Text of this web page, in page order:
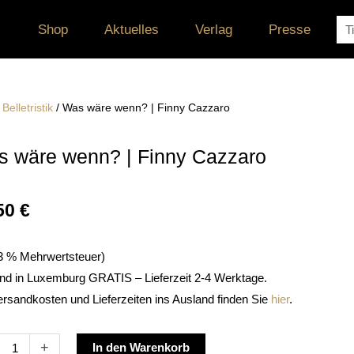
Shop Aktuelles Verlag Presse
Belletristik / Was wäre wenn? | Finny Cazzaro
wäre wenn? | Finny Cazzaro
€
% Mehrwertsteuer)
in Luxemburg GRATIS – Lieferzeit 2-4 Werktage.
und Lieferzeiten ins Ausland finden Sie hier.
+ In den Warenkorb